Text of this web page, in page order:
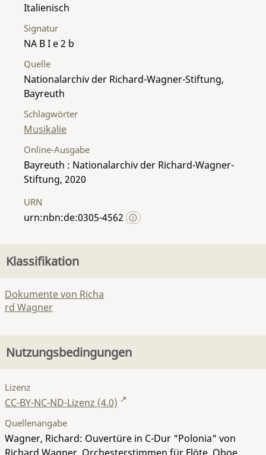
Italienisch
Signatur
NA B I e 2 b
Quelle
Nationalarchiv der Richard-Wagner-Stiftung,
Bayreuth
Schlagwörter
Musikalie
Online-Ausgabe
Bayreuth : Nationalarchiv der Richard-Wagner-
Stiftung, 2020
URN
urn:nbn:de:0305-4562
Klassifikation
Dokumente von Richa
rd Wagner
Nutzungsbedingungen
Lizenz
CC-BY-NC-ND-Lizenz (4.0)
Quellenangabe
Wagner, Richard: Ouvertüre in C-Dur "Polonia" von
Richard Wagner, Orchesterstimmen für Flöte, Oboe,